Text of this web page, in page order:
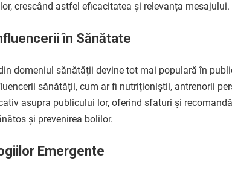
crescând astfel eficacitatea și relevanța mesajului.
în Sănătate
domeniul sănătății devine tot mai populară în
sănătății, cum ar fi nutriționiștii, antrenorii
asupra publicului lor, oferind sfaturi și
și prevenirea bolilor.
Emergente